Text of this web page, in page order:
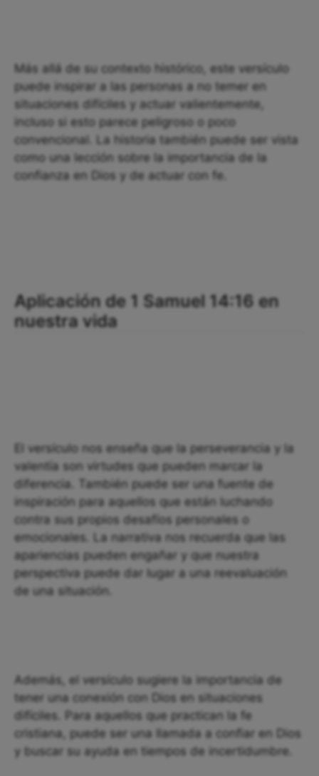
Más allá de su contexto histórico, este versículo
puede inspirar a las personas a no temer en
situaciones difíciles y actuar valientemente,
incluso si esto parece peligroso o poco
convencional. La historia también puede ser vista
como una lección sobre la importancia de la
confianza en Dios y de actuar con fe.
Aplicación de 1 Samuel 14:16 en
nuestra vida
El versículo nos enseña que la perseverancia y la
valentía son virtudes que pueden marcar la
diferencia. También puede ser una fuente de
inspiración para aquellos que están luchando
contra sus propios desafíos personales o
emocionales. La narrativa nos recuerda que las
apariencias pueden engañar y que nuestra
perspectiva puede dar lugar a una reevaluación
de una situación.
Además, el versículo sugiere la importancia de
tener una conexión con Dios en situaciones
difíciles. Para aquellos que practican la fe
cristiana, puede ser una llamada a confiar en Dios
y buscar su ayuda en tiempos de incertidumbre.